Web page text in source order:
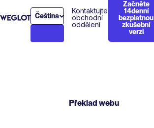
Čeština
Kontaktujte
obchodní
oddělení
Začněte
14denní
bezplatnou
zkušební
verzi
Překlad webu